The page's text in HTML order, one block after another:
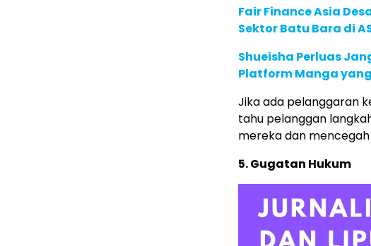
Fair Finance Asia
Sektor Batu Bara di
Shueisha Perluas
Platform Manga
Jika ada pelanggaran
tahu pelanggan
mereka dan
5. Gugatan Hukum